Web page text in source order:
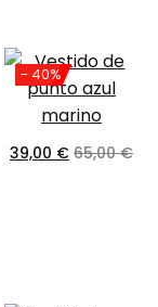
- 40%
39,00 € 65,00€